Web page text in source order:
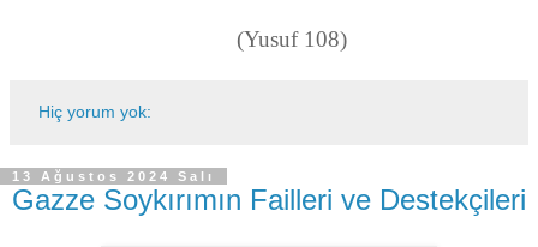
(Yusuf 108)
Hiç yorum yok:
13 Ağustos 2024 Salı
Gazze Soykırımın Failleri ve Destekçileri